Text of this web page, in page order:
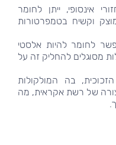
אינסופי, ייתן לחומר
וקשיח בטמפרטורות
לחומר להיות אלסטי
מסוגלים להחליק זה על
בה המולקולות
של רשת אקראית, מה